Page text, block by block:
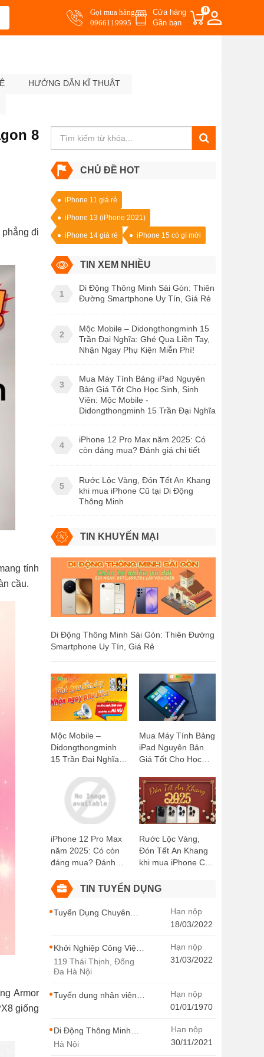
Gọi mua hàng
0966119995
Cửa hàng
Gần bạn
0
HƯỚNG DẪN KĨ THUẬT
8
đi
tính
cầu.
Armor
giống
CHỦ ĐỀ HOT
iPhone 11 giá rẻ
iPhone 13 (iPhone 2021)
iPhone 14 giá rẻ iPhone 15 có gì mới
TIN XEM NHIỀU
1
Di Động Thông Minh Sài Gòn: Thiên
Đường Smartphone Uy Tín, Giá Rẻ
2
Mộc Mobile – Didongthongminh 15
Trần Đại Nghĩa: Ghé Qua Liền Tay,
Nhận Ngay Phụ Kiện Miễn Phí!
3
Mua Máy Tính Bảng iPad Nguyên
Bản Giá Tốt Cho Học Sinh, Sinh
Viên: Mộc Mobile -
Didongthongminh 15 Trần Đại Nghĩa
4
iPhone 12 Pro Max năm 2025: Có
còn đáng mua? Đánh giá chi tiết
5
Rước Lộc Vàng, Đón Tết An Khang
khi mua iPhone Cũ tại Di Động
Thông Minh
TIN KHUYẾN MẠI
Di Động Thông Minh Sài Gòn: Thiên Đường
Smartphone Uy Tín, Giá Rẻ
Mộc Mobile –
Didongthongminh
15 Trần Đại Nghĩa:
Nhận Ngay Phụ
Kiện Miễn Phí!
Mua Máy Tính Bảng
iPad Nguyên Bản
Giá Tốt Cho Học
Mộc Mobile -
Didongthongminh
15 Trần Đại Nghĩa
iPhone 12 Pro Max
năm 2025: Có còn
đáng mua? Đánh
Rước Lộc Vàng,
Đón Tết An Khang
khi mua iPhone Cũ
Minh
TIN TUYỂN DỤNG
Tuyển Dụng Chuyên
Hạn nộp
18/03/2022
Khởi Nghiệp Công Việc
Chuyên Viên Tư Vấn
Bán Hàng Di Động
119 Thái Thịnh, Đống
Đa Hà Nội
Hạn nộp
31/03/2022
Tuyển dụng nhân viên
Hạn nộp
01/01/1970
Di Động Thông Minh
Tuyển Dụng
Hà Nội
Hạn nộp
30/11/2021